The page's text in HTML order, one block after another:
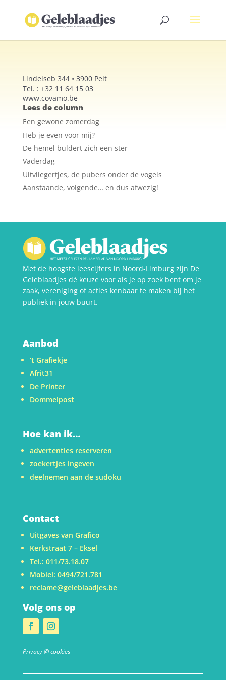
Lindelseb 344 • 3900 Pelt
Tel. : +32 11 64 15 03
www.covamo.be
Lees de column
Een gewone zomerdag
Heb je even voor mij?
De hemel buldert zich een ster
Vaderdag
Uitvliegertjes, de pubers onder de vogels
Aanstaande, volgende… en dus afwezig!
Met de hoogste leescijfers in Noord-Limburg zijn De
Geleblaadjes dé keuze voor als je op zoek bent om je
zaak, vereniging of acties kenbaar te maken bij het
publiek in jouw buurt.
Aanbod
’t Grafiekje
Afrit31
De Printer
Dommelpost
Hoe kan ik…
advertenties reserveren
zoekertjes ingeven
deelnemen aan de sudoku
Contact
Uitgaves van Grafico
Kerkstraat 7 – Eksel
Tel.: 011/73.18.07
Mobiel: 0494/721.781
reclame@geleblaadjes.be
Volg ons op
Privacy @ cookies